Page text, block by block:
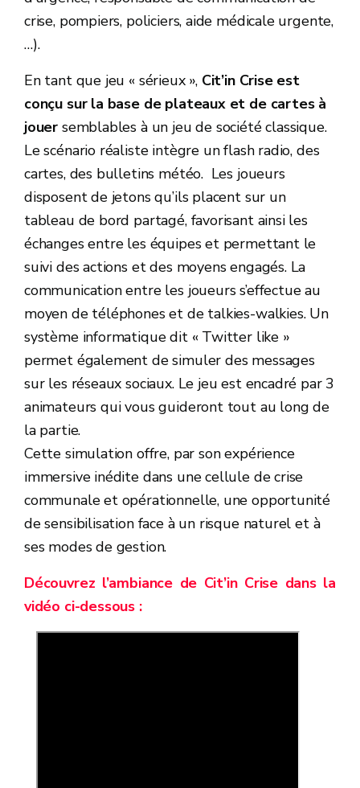
crise, pompiers, policiers, aide médicale urgente,
…).
En tant que jeu « sérieux », Cit’in Crise est
conçu sur la base de plateaux et de cartes à
jouer semblables à un jeu de société classique.
Le scénario réaliste intègre un flash radio, des
cartes, des bulletins météo. Les joueurs
disposent de jetons qu’ils placent sur un
tableau de bord partagé, favorisant ainsi les
échanges entre les équipes et permettant le
suivi des actions et des moyens engagés. La
communication entre les joueurs s’effectue au
moyen de téléphones et de talkies-walkies. Un
système informatique dit « Twitter like »
permet également de simuler des messages
sur les réseaux sociaux. Le jeu est encadré par 3
animateurs qui vous guideront tout au long de
la partie.
Cette simulation offre, par son expérience
immersive inédite dans une cellule de crise
communale et opérationnelle, une opportunité
de sensibilisation face à un risque naturel et à
ses modes de gestion.
Découvrez l’ambiance de Cit’in Crise dans la
vidéo ci-dessous :